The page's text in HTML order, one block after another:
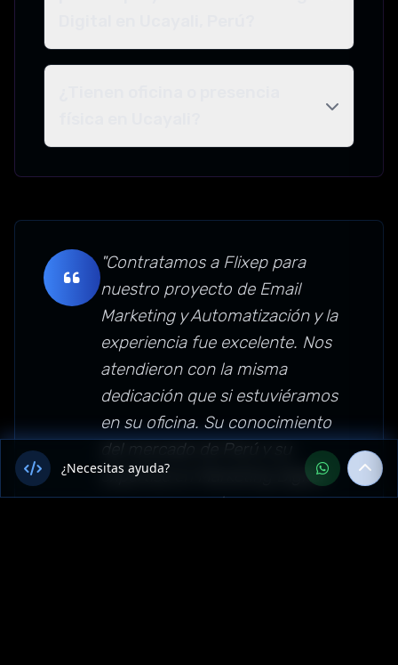
"Contratamos a Flixep para
nuestro proyecto de Email
Marketing y Automatización y la
experiencia fue excelente. Nos
atendieron con la misma
dedicación que si estuviéramos
en su oficina. Su conocimiento
del mercado de Perú y su
expertise en Marketing Digital
superaron nuestras
¿Necesitas ayuda?